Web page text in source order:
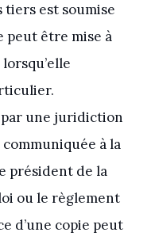
tiers est soumise
peut être mise à
une juridiction
à la
président de la
ou le règlement
d’une copie peut